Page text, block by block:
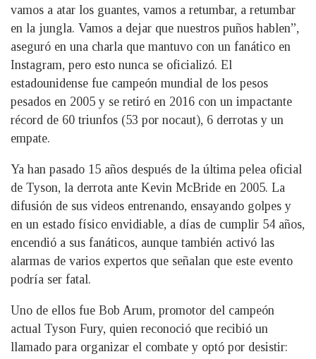
vamos a atar los guantes, vamos a retumbar, a retumbar
en la jungla. Vamos a dejar que nuestros puños hablen”,
aseguró en una charla que mantuvo con un fanático en
Instagram, pero esto nunca se oficializó. El
estadounidense fue campeón mundial de los pesos
pesados en 2005 y se retiró en 2016 con un impactante
récord de 60 triunfos (53 por nocaut), 6 derrotas y un
empate.
Ya han pasado 15 años después de la última pelea oficial
de Tyson, la derrota ante Kevin McBride en 2005. La
difusión de sus videos entrenando, ensayando golpes y
en un estado físico envidiable, a días de cumplir 54 años,
encendió a sus fanáticos, aunque también activó las
alarmas de varios expertos que señalan que este evento
podría ser fatal.
Uno de ellos fue Bob Arum, promotor del campeón
actual Tyson Fury, quien reconoció que recibió un
llamado para organizar el combate y optó por desistir: